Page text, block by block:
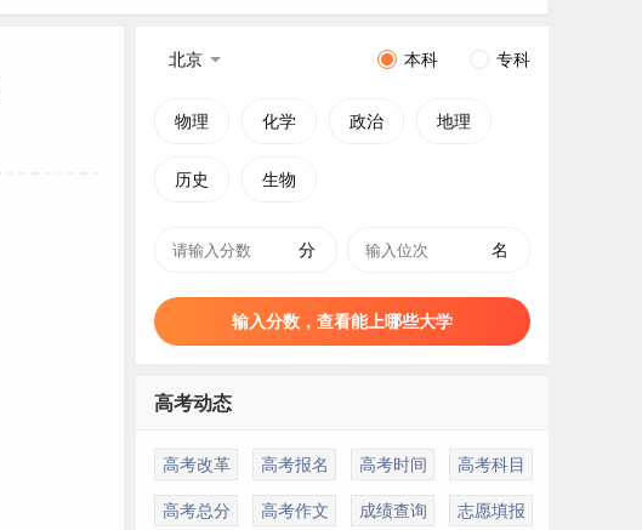
北京 本科 专科
物理 化学 政治 地理
历史 生物
分 名
输入分数，查看能上哪些大学
高考动态
高考改革 高考报名 高考时间 高考科目
高考总分 高考作文 成绩查询 志愿填报